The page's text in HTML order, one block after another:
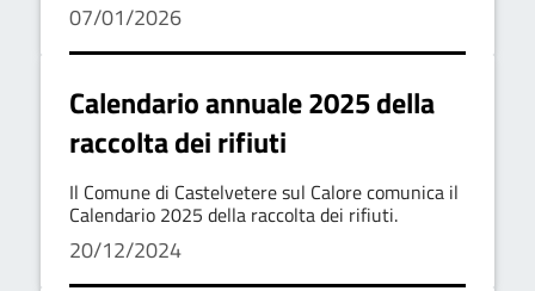
07/01/2026
Calendario annuale 2025 della
raccolta dei rifiuti
Il Comune di Castelvetere sul Calore comunica il
Calendario 2025 della raccolta dei rifiuti.
20/12/2024